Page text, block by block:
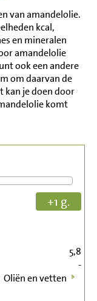
van amandelolie.
kcal,
en mineralen
amandelolie
ook een andere
om daarvan de
kan je doen door
komt
+1 g.
5,8
-
Oliën en vetten